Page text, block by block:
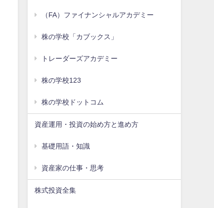
（FA）ファイナンシャルアカデミー
株の学校「カブックス」
トレーダーズアカデミー
株の学校123
株の学校ドットコム
資産運用・投資の始め方と進め方
基礎用語・知識
資産家の仕事・思考
株式投資全集